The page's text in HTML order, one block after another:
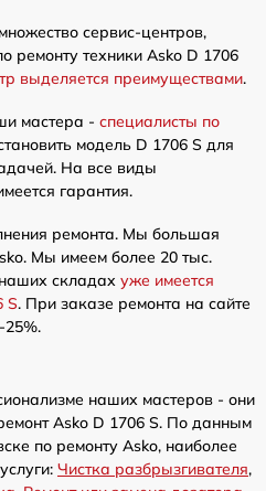
сервис-центров,
ремонту техники Asko D 1706
выделяется преимуществами.
мастера - специалисты по
модель D 1706 S для
На все виды
гарантия.
ремонта. Мы большая
Мы имеем более 20 тыс.
складах уже имеется
S. При заказе ремонта на сайте
25%.
наших мастеров - они
Asko D 1706 S. По данным
по ремонту Asko, наиболее
Чистка разбрызгивателя,